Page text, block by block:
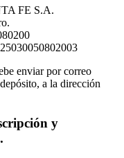
FE S.A.
enviar por correo
a la dirección
y